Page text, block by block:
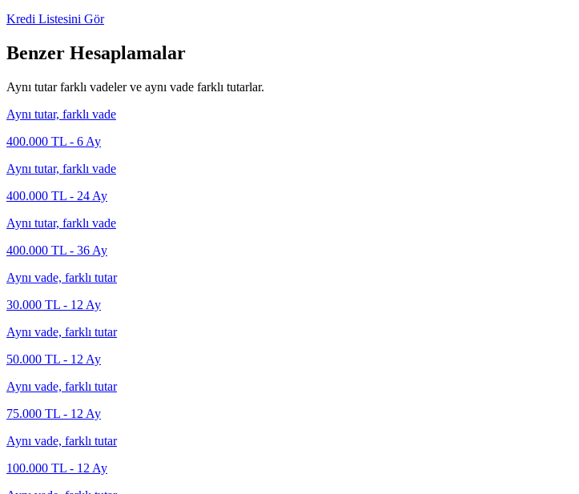
Kredi Listesini Gör
Benzer Hesaplamalar
Aynı tutar farklı vadeler ve aynı vade farklı tutarlar.
Aynı tutar, farklı vade
400.000 TL - 6 Ay
Aynı tutar, farklı vade
400.000 TL - 24 Ay
Aynı tutar, farklı vade
400.000 TL - 36 Ay
Aynı vade, farklı tutar
30.000 TL - 12 Ay
Aynı vade, farklı tutar
50.000 TL - 12 Ay
Aynı vade, farklı tutar
75.000 TL - 12 Ay
Aynı vade, farklı tutar
100.000 TL - 12 Ay